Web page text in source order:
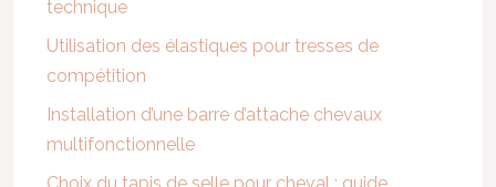
technique
Utilisation des élastiques pour tresses de
compétition
Installation d’une barre d’attache chevaux
multifonctionnelle